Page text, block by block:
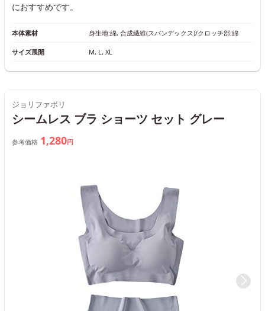
におすすめです。
本体素材 身生地:綿, 合成繊維(スパンデックス)/クロッチ部:綿
サイズ展開 M, L, XL
ジョリファボリ
シームレス ブラ ショーツ セット グレー
参考価格 1,280円